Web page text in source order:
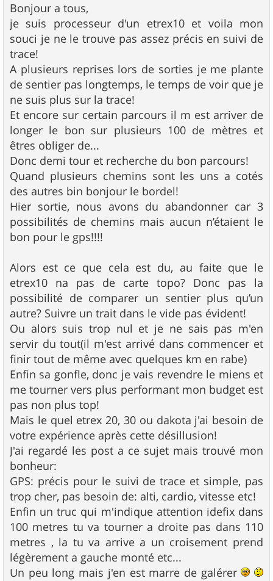
s
s
a
g
e
Bonjour a tous,
je suis processeur d'un etrex10 et voila mon
souci je ne le trouve pas assez précis en suivi de
trace!
A plusieurs reprises lors de sorties je me plante
de sentier pas longtemps, le temps de voir que je
ne suis plus sur la trace!
Et encore sur certain parcours il m est arriver de
longer le bon sur plusieurs 100 de mètres et
êtres obliger de...
Donc demi tour et recherche du bon parcours!
Quand plusieurs chemins sont les uns a cotés
des autres bin bonjour le bordel!
Hier sortie, nous avons du abandonner car 3
possibilités de chemins mais aucun n’étaient le
bon pour le gps!!!!
Alors est ce que cela est du, au faite que le
etrex10 na pas de carte topo? Donc pas la
possibilité de comparer un sentier plus qu’un
autre? Suivre un trait dans le vide pas évident!
Ou alors suis trop nul et je ne sais pas m'en
servir du tout(il m'est arrivé dans commencer et
finir tout de même avec quelques km en rabe)
Enfin sa gonfle, donc je vais revendre le miens et
me tourner vers plus performant mon budget est
pas non plus top!
Mais le quel etrex 20, 30 ou dakota j'ai besoin de
votre expérience après cette désillusion!
J'ai regardé les post a ce sujet mais trouvé mon
bonheur:
GPS: précis pour le suivi de trace et simple, pas
trop cher, pas besoin de: alti, cardio, vitesse etc!
Enfin un truc qui m'indique attention idefix dans
100 metres tu va tourner a droite pas dans 110
metres , la tu va arrive a un croisement prend
légèrement a gauche monté etc...
Un peu long mais j'en est marre de galérer